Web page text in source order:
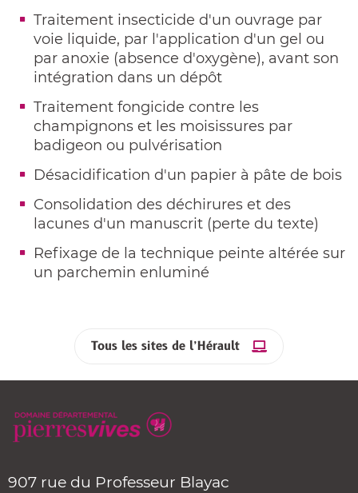
Traitement insecticide d'un ouvrage par
voie liquide, par l'application d'un gel ou
par anoxie (absence d'oxygène), avant son
intégration dans un dépôt
Traitement fongicide contre les
champignons et les moisissures par
badigeon ou pulvérisation
Désacidification d'un papier à pâte de bois
Consolidation des déchirures et des
lacunes d'un manuscrit (perte du texte)
Refixage de la technique peinte altérée sur
un parchemin enluminé
Tous les sites de l’Hérault
907 rue du Professeur Blayac